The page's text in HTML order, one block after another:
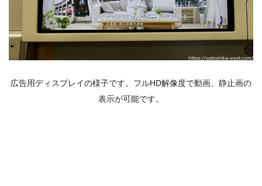
広告用ディスプレイの様子です。フルHD解像度で動画、静止画の
表示が可能です。